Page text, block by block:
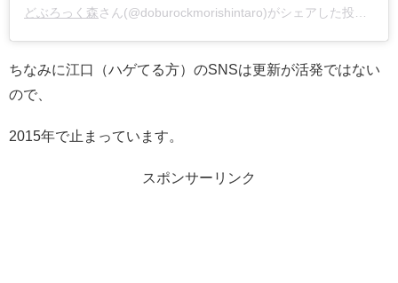
どぶろっく森さん(@doburockmorishintaro)がシェアした投稿 –
ちなみに江口（ハゲてる方）のSNSは更新が活発ではない
ので、
2015年で止まっています。
スポンサーリンク